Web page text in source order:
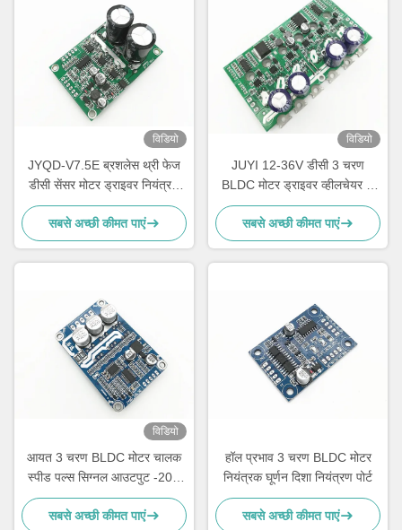
विडियो
JYQD-V7.5E ब्रशलेस थ्री फेज
डीसी सेंसर मोटर ड्राइवर नियंत्रक
पीडब्ल्यूएम नियामक 36-72V
सबसे अच्छी कीमत पाएं
विडियो
JUYI 12-36V डीसी 3 चरण
BLDC मोटर ड्राइवर व्हीलचेयर के
लिए / इलेक्ट्रिक स्केटबोर्ड मोटर
नियंत्रक 15Aबोर्ड
सबसे अच्छी कीमत पाएं
विडियो
आयत 3 चरण BLDC मोटर चालक
स्पीड पल्स सिग्नल आउटपुट -20 -
85 ℃
सबसे अच्छी कीमत पाएं
हॉल प्रभाव 3 चरण BLDC मोटर
नियंत्रक घूर्णन दिशा नियंत्रण पोर्ट
सबसे अच्छी कीमत पाएं